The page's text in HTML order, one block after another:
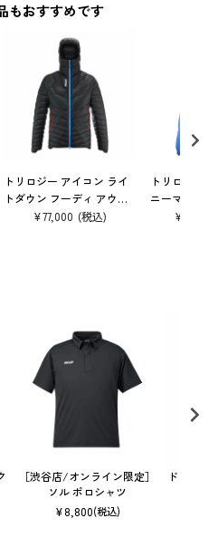
もおすすめです
トリロジー アイコン ライ
トダウン フーディ アウタ
¥77,000
トリロジー
ニーマ ダウ
ウター
¥
［渋谷店/オンライン限定］
ソル ポロシャツ
¥8,800(税込)
ドライナ